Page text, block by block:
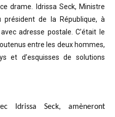
drame. Idrissa Seck, Ministre
président de
la République, à
adresse postale. C’était le
entre les deux hommes,
et d’esquisses de solutions
Idrissa Seck, amèneront